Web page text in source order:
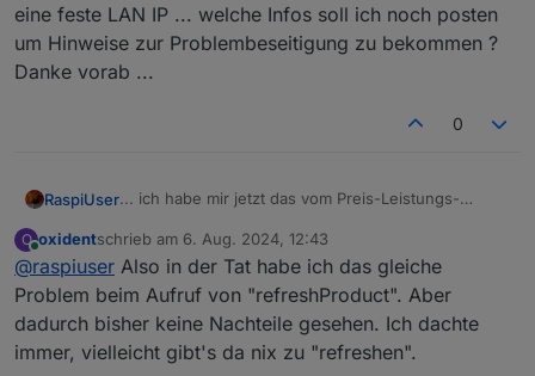
eine feste LAN IP ... welche Infos soll ich noch posten
um Hinweise zur Problembeseitigung zu bekommen ?
Danke vorab ...
0
RaspiUser... ich habe mir jetzt das vom Preis-Leistungs-
.... diese Probleme erhalten:
Div. Objekte werden angelegt. Das KLF200 hat via
Fritz eine feste LAN IP ... welche Infos soll ich noch
posten um Hinweise zur Problembeseitigung zu
O
Online
oxidentschrieb am 6. Aug. 2024, 12:43
zuletzt editiert von
@raspiuser Also in der Tat habe ich das gleiche
Problem beim Aufruf von "refreshProduct". Aber
dadurch bisher keine Nachteile gesehen. Ich dachte
immer, vielleicht gibt's da nix zu "refreshen".